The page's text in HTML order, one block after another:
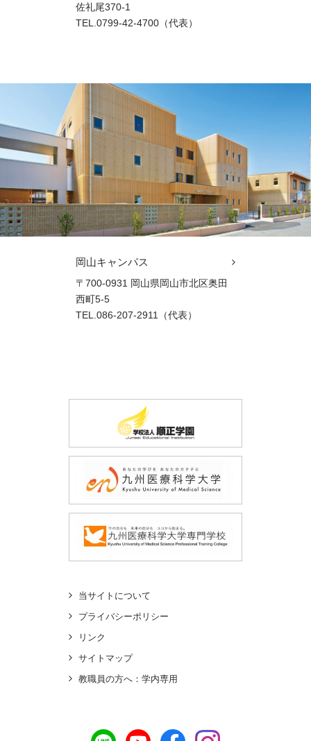
佐礼尾370-1
TEL.0799-42-4700（代表）
岡山キャンパス
〒700-0931 岡山県岡山市北区奥田
西町5-5
TEL.086-207-2911（代表）
当サイトについて
プライバシーポリシー
リンク
サイトマップ
教職員の方へ：学内専用